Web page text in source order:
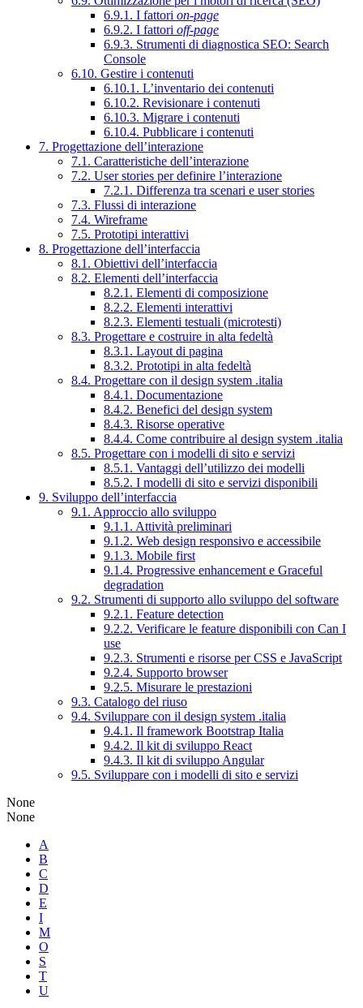
6.9.1. I fattori on-page
6.9.2. I fattori off-page
6.9.3. Strumenti di diagnostica SEO: Search
Console
6.10. Gestire i contenuti
6.10.1. L’inventario dei contenuti
6.10.2. Revisionare i contenuti
6.10.3. Migrare i contenuti
6.10.4. Pubblicare i contenuti
7. Progettazione dell’interazione
7.1. Caratteristiche dell’interazione
7.2. User stories per definire l’interazione
7.2.1. Differenza tra scenari e user stories
7.3. Flussi di interazione
7.4. Wireframe
7.5. Prototipi interattivi
8. Progettazione dell’interfaccia
8.1. Obiettivi dell’interfaccia
8.2. Elementi dell’interfaccia
8.2.1. Elementi di composizione
8.2.2. Elementi interattivi
8.2.3. Elementi testuali (microtesti)
8.3. Progettare e costruire in alta fedeltà
8.3.1. Layout di pagina
8.3.2. Prototipi in alta fedeltà
8.4. Progettare con il design system .italia
8.4.1. Documentazione
8.4.2. Benefici del design system
8.4.3. Risorse operative
8.4.4. Come contribuire al design system .italia
8.5. Progettare con i modelli di sito e servizi
8.5.1. Vantaggi dell’utilizzo dei modelli
8.5.2. I modelli di sito e servizi disponibili
9. Sviluppo dell’interfaccia
9.1. Approccio allo sviluppo
9.1.1. Attività preliminari
9.1.2. Web design responsivo e accessibile
9.1.3. Mobile first
9.1.4. Progressive enhancement e Graceful
degradation
9.2. Strumenti di supporto allo sviluppo del software
9.2.1. Feature detection
9.2.2. Verificare le feature disponibili con Can I
use
9.2.3. Strumenti e risorse per CSS e JavaScript
9.2.4. Supporto browser
9.2.5. Misurare le prestazioni
9.3. Catalogo del riuso
9.4. Sviluppare con il design system .italia
9.4.1. Il framework Bootstrap Italia
9.4.2. Il kit di sviluppo React
9.4.3. Il kit di sviluppo Angular
9.5. Sviluppare con i modelli di sito e servizi
None
None
A
B
C
D
E
I
M
O
S
T
U